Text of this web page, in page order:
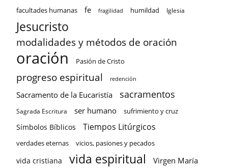
facultades humanas fe fragilidad humildad Iglesia
Jesucristo
modalidades y métodos de oración
oración Pasión de Cristo
progreso espiritual redención
Sacramento de la Eucaristía sacramentos
Sagrada Escritura ser humano sufrimiento y cruz
Símbolos Bíblicos Tiempos Litúrgicos
verdades eternas vicios, pasiones y pecados
vida cristiana vida espiritual Virgen María